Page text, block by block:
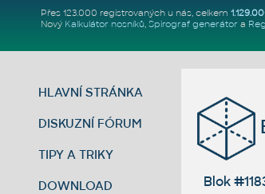
Přes 123.000 registrovaných u nás, celkem
Nový Kalkulátor nosníků, Spirograf generátor a
HLAVNÍ STRÁNKA
DISKUZNÍ FÓRUM
TIPY A TRIKY
DOWNLOAD Blok